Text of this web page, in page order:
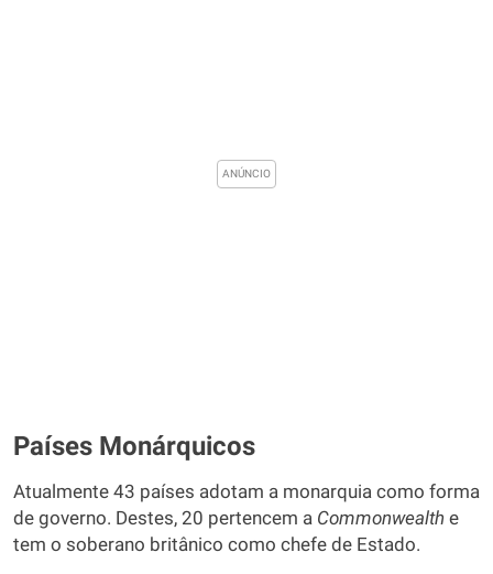
Países Monárquicos
Atualmente 43 países adotam a monarquia como forma
de governo. Destes, 20 pertencem a Commonwealth e
tem o soberano britânico como chefe de Estado.